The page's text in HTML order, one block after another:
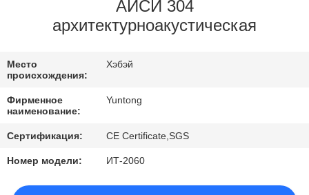
МЫ
СПРОСИТЕ
ЦИТАТУ
НОВОСТИ
АИСИ 304
архитектурноакустическая
Место
происхождения:
Хэбэй
Фирменное
наименование:
Yuntong
Сертификация: CE Certificate,SGS
Номер модели: ИТ-2060